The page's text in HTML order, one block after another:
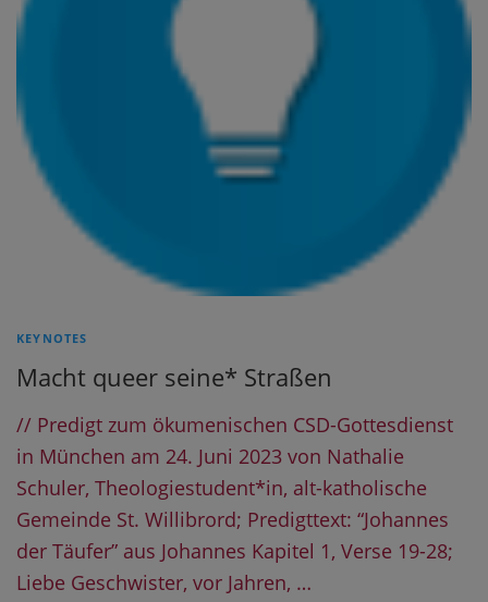
KEYNOTES
Macht queer seine* Straßen
// Predigt zum ökumenischen CSD-Gottesdienst
in München am 24. Juni 2023 von Nathalie
Schuler, Theologiestudent*in, alt-katholische
Gemeinde St. Willibrord; Predigttext: “Johannes
der Täufer” aus Johannes Kapitel 1, Verse 19-28;
Liebe Geschwister, vor Jahren, …